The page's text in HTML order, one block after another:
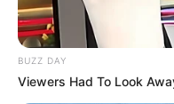
Beritakan
BUZZ DAY
Viewers Had To Look